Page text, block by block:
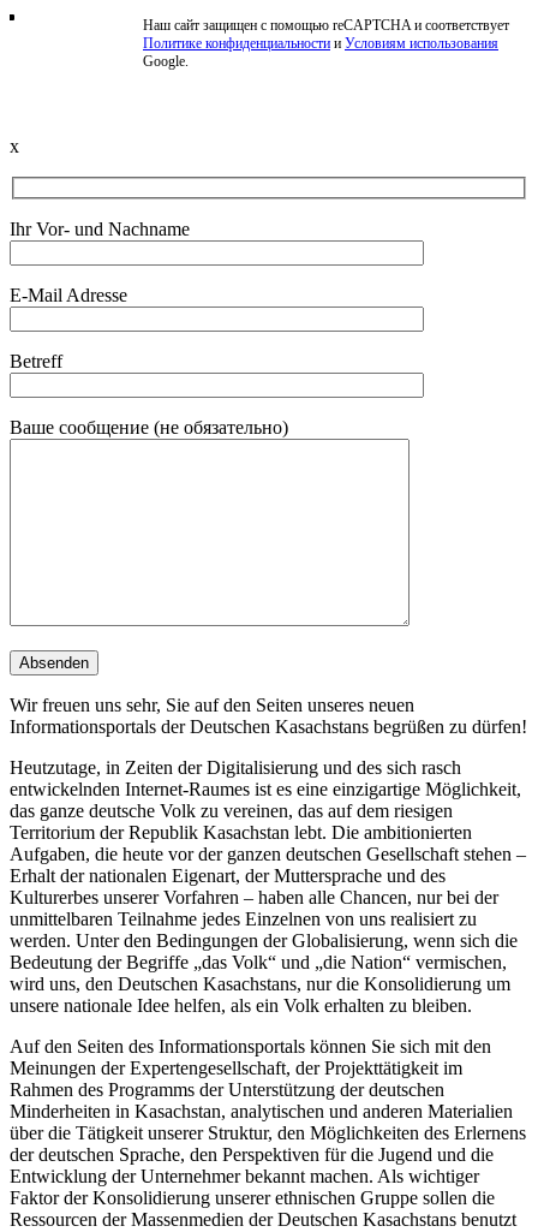
Beschwerde einreichen
Наш сайт защищен с помощью reCAPTCHA и соответствует
Политике конфиденциальности и Условиям использования
Google.
x
Ihr Vor- und Nachname
E-Mail Adresse
Betreff
Ваше сообщение (не обязательно)
Wir freuen uns sehr, Sie auf den Seiten unseres neuen
Informationsportals der Deutschen Kasachstans begrüßen zu dürfen!
Heutzutage, in Zeiten der Digitalisierung und des sich rasch
entwickelnden Internet-Raumes ist es eine einzigartige Möglichkeit,
das ganze deutsche Volk zu vereinen, das auf dem riesigen
Territorium der Republik Kasachstan lebt. Die ambitionierten
Aufgaben, die heute vor der ganzen deutschen Gesellschaft stehen –
Erhalt der nationalen Eigenart, der Muttersprache und des
Kulturerbes unserer Vorfahren – haben alle Chancen, nur bei der
unmittelbaren Teilnahme jedes Einzelnen von uns realisiert zu
werden. Unter den Bedingungen der Globalisierung, wenn sich die
Bedeutung der Begriffe „das Volk“ und „die Nation“ vermischen,
wird uns, den Deutschen Kasachstans, nur die Konsolidierung um
unsere nationale Idee helfen, als ein Volk erhalten zu bleiben.
Auf den Seiten des Informationsportals können Sie sich mit den
Meinungen der Expertengesellschaft, der Projekttätigkeit im
Rahmen des Programms der Unterstützung der deutschen
Minderheiten in Kasachstan, analytischen und anderen Materialien
über die Tätigkeit unserer Struktur, den Möglichkeiten des Erlernens
der deutschen Sprache, den Perspektiven für die Jugend und die
Entwicklung der Unternehmer bekannt machen. Als wichtiger
Faktor der Konsolidierung unserer ethnischen Gruppe sollen die
Ressourcen der Massenmedien der Deutschen Kasachstans benutzt